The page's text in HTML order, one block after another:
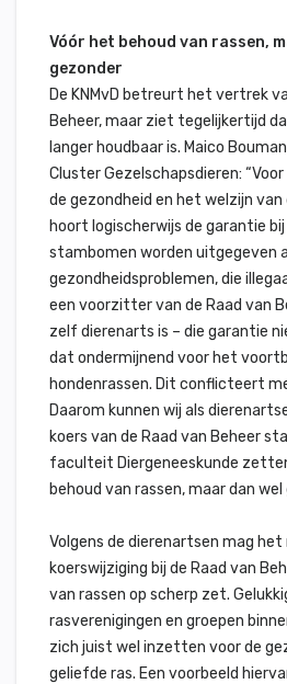
Vóór het behoud van rassen,
gezonder
De KNMvD betreurt het vertrek
Beheer, maar ziet tegelijkertijd
langer houdbaar is. Maico
Cluster Gezelschapsdieren:
de gezondheid en het welzijn van
hoort logischerwijs de garantie
stambomen worden uitgegeven
gezondheidsproblemen, die
een voorzitter van de Raad van
zelf dierenarts is – die garantie
dat ondermijnend voor het
hondenrassen. Dit conflicteert
Daarom kunnen wij als
koers van de Raad van Beheer
faculteit Diergeneeskunde
behoud van rassen, maar dan wel
Volgens de dierenartsen mag
koerswijziging bij de Raad van
van rassen op scherp zet.
rasverenigingen en groepen
zich juist wel inzetten voor de
geliefde ras. Een voorbeeld